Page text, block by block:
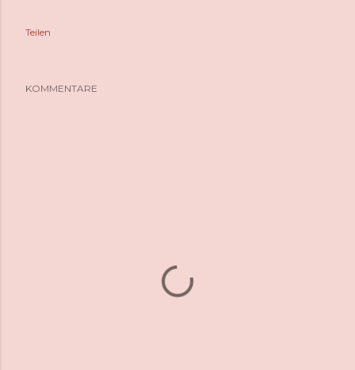
Teilen
KOMMENTARE